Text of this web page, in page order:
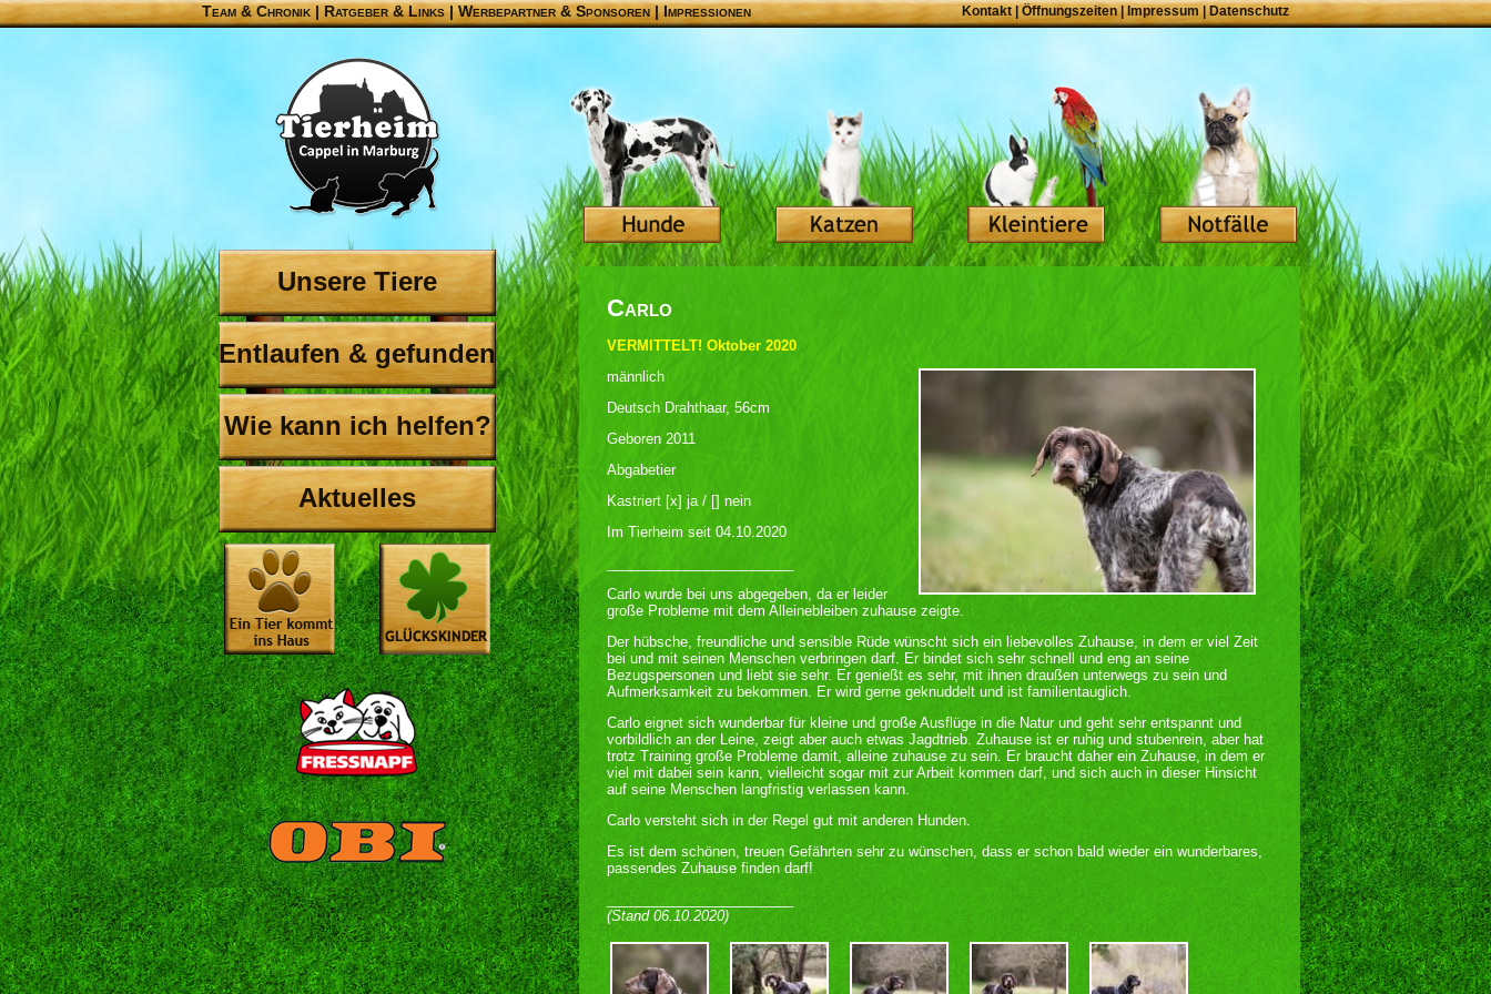
Team & Chronik |Ratgeber & Links|Werbepartner & Sponsoren|Impressionen Kontakt Öffnungszeiten| Impressum|Datenschutz
Unsere Tiere
Entlaufen & gefunden
Wie kann ich helfen?
Aktuelles
Carlo
VERMITTELT! Oktober 2020
männlich
Deutsch Drahthaar, 56cm
Geboren 2011
Abgabetier
Kastriert [x] ja / [] nein
Im Tierheim seit 04.10.2020
Carlo wurde bei uns abgegeben, da er leider
große Probleme mit dem Alleinebleiben zuhause zeigte.
Der hübsche, freundliche und sensible Rüde wünscht sich ein liebevolles Zuhause, in dem er viel Zeit
bei und mit seinen Menschen verbringen darf. Er bindet sich sehr schnell und eng an seine
Bezugspersonen und liebt sie sehr. Er genießt es sehr, mit ihnen draußen unterwegs zu sein und
Aufmerksamkeit zu bekommen. Er wird gerne geknuddelt und ist familientauglich.
Carlo eignet sich wunderbar für kleine und große Ausflüge in die Natur und geht sehr entspannt und
vorbildlich an der Leine, zeigt aber auch etwas Jagdtrieb. Zuhause ist er ruhig und stubenrein, aber hat
trotz Training große Probleme damit, alleine zuhause zu sein. Er braucht daher ein Zuhause, in dem er
viel mit dabei sein kann, vielleicht sogar mit zur Arbeit kommen darf, und sich auch in dieser Hinsicht
auf seine Menschen langfristig verlassen kann.
Carlo versteht sich in der Regel gut mit anderen Hunden.
Es ist dem schönen, treuen Gefährten sehr zu wünschen, dass er schon bald wieder ein wunderbares,
passendes Zuhause finden darf!
________________________
(Stand 06.10.2020)